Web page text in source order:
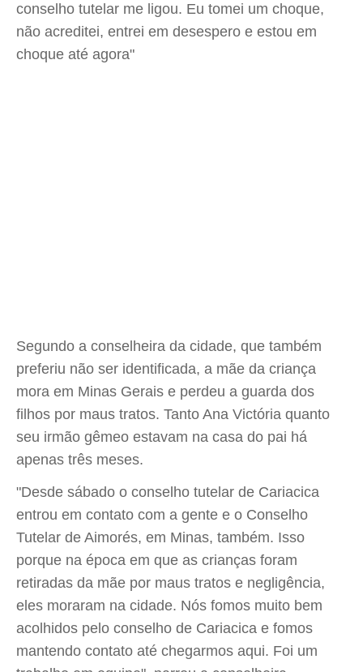
conselho tutelar me ligou. Eu tomei um choque,
não acreditei, entrei em desespero e estou em
choque até agora"
Segundo a conselheira da cidade, que também
preferiu não ser identificada, a mãe da criança
mora em Minas Gerais e perdeu a guarda dos
filhos por maus tratos. Tanto Ana Victória quanto
seu irmão gêmeo estavam na casa do pai há
apenas três meses.
"Desde sábado o conselho tutelar de Cariacica
entrou em contato com a gente e o Conselho
Tutelar de Aimorés, em Minas, também. Isso
porque na época em que as crianças foram
retiradas da mãe por maus tratos e negligência,
eles moraram na cidade. Nós fomos muito bem
acolhidos pelo conselho de Cariacica e fomos
mantendo contato até chegarmos aqui. Foi um